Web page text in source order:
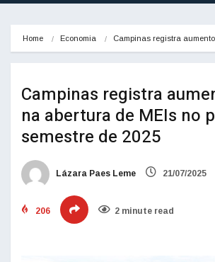
Home Economia Campinas registra
Campinas registra
na abertura de MEIs no
semestre de 2025
Lázara Paes Leme 21/07/2025
206 2 minute read